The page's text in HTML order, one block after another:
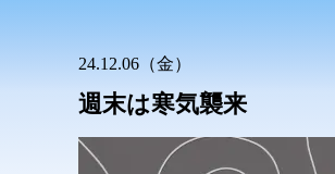
24.12.06（金）
週末は寒気襲来